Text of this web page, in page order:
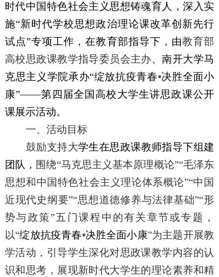
时代中国特色社会主义思想铸魂育人，深入实
施“新时代学校思想政治理论课改革创新先行
试点”专项工作，在教育部指导下，由教育部
高校思政课教学指导委员会主办、南开大学马
克思主义学院承办“绽放抗疫青春•决胜全面小
康”——第四届全国高校大学生讲思政课公开
课展示活动。
一、活动目标
鼓励支持大学生在思政课教师指导下组建
团队， 围绕“马克思主义基本原理概论”“毛泽东
思想和中国特色社会主义理论体系概论”“中国
近现代史纲要”“思想道德修养与法律基础”“形
势与政策”五门课程中的有关章节或专题，
以“绽放抗疫青春•决胜全面小康”为主题开展教
学活动，引导学生深化对思政课教学内容的认
识和思考，展现新时代大学生的理论素养和精